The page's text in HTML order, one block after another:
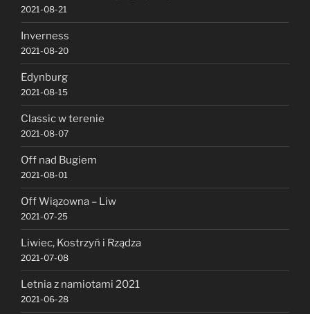
2021-08-21
Inverness
2021-08-20
Edynburg
2021-08-15
Classic w terenie
2021-08-07
Off nad Bugiem
2021-08-01
Off Wiązowna – Liw
2021-07-25
Liwiec, Kostrzyń i Rządza
2021-07-08
Letnia z namiotami 2021
2021-06-28